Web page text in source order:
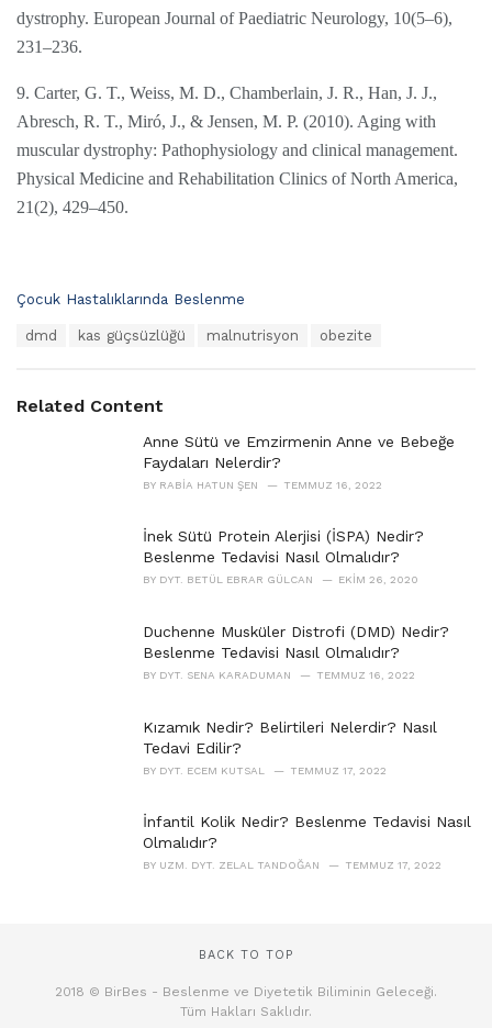
dystrophy. European Journal of Paediatric Neurology, 10(5–6),
231–236.
9. Carter, G. T., Weiss, M. D., Chamberlain, J. R., Han, J. J.,
Abresch, R. T., Miró, J., & Jensen, M. P. (2010). Aging with
muscular dystrophy: Pathophysiology and clinical management.
Physical Medicine and Rehabilitation Clinics of North America,
21(2), 429–450.
C
r
Çocuk Hastalıklarında Beslenme
:
dmd kas güçsüzlüğü malnutrisyon obezite
Related Content
Anne Sütü ve Emzirmenin Anne ve Bebeğe
Faydaları Nelerdir?
BY RABIA HATUN ŞEN TEMMUZ 16, 2022
İnek Sütü Protein Alerjisi (İSPA) Nedir?
Beslenme Tedavisi Nasıl Olmalıdır?
BY DYT. BETÜL EBRAR GÜLCAN EKIM 26, 2020
Duchenne Musküler Distrofi (DMD) Nedir?
Beslenme Tedavisi Nasıl Olmalıdır?
BY DYT. SENA KARADUMAN TEMMUZ 16, 2022
Kızamık Nedir? Belirtileri Nelerdir? Nasıl
Tedavi Edilir?
BY DYT. ECEM KUTSAL TEMMUZ 17, 2022
İnfantil Kolik Nedir? Beslenme Tedavisi Nasıl
Olmalıdır?
BY UZM. DYT. ZELAL TANDOĞAN TEMMUZ 17, 2022
BACK TO TOP
2018 © BirBes - Beslenme ve Diyetetik Biliminin Geleceği.
Tüm Hakları Saklıdır.